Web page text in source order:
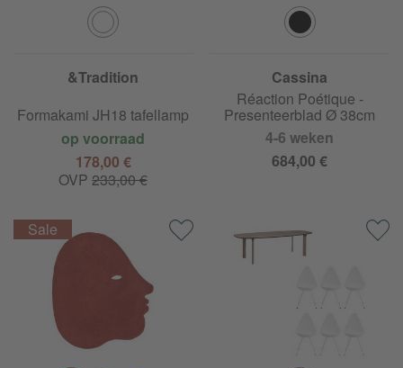
&Tradition
Formakami JH18 tafellamp
op voorraad
178,00 €
OVP233,00 €
Cassina
Réaction Poétique -
Presenteerblad Ø 38cm
4-6 weken
684,00 €